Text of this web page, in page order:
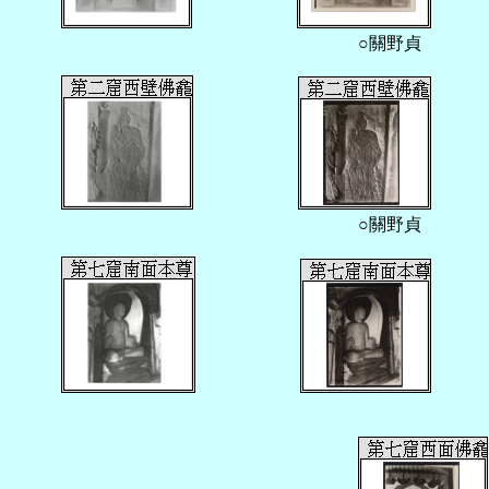
○關野貞
○關野貞